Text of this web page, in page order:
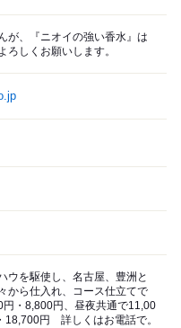
が、『ニオイの強い香水』は
ろしくお願いします。
ウを駆使し、名古屋、豊洲と
から仕入れ、コース仕立てで
・8,800円、昼夜共通で11,00
18,700円 詳しくはお電話で。